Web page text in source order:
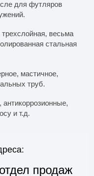
для футляров
весьма
стальная
мастичное,
труб.
и т.д.
продаж